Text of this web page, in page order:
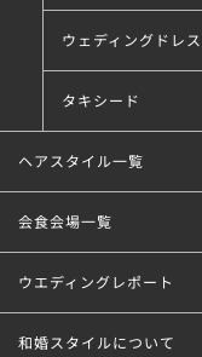
ウェディングドレス
タキシード
ヘアスタイル一覧
会食会場一覧
ウエディングレポート
和婚スタイルについて